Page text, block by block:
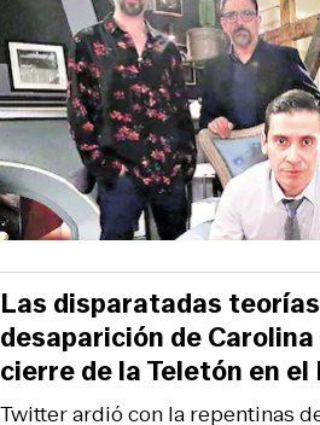
Twitter ardió con la repentinas
Las disparatadas
desaparición de
cierre de la Teletón en el